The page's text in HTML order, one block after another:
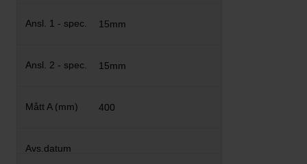
15mm
15mm
400